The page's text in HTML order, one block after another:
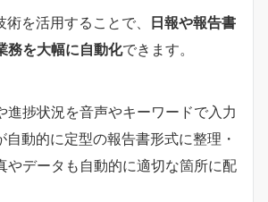
を活用することで、 日報や報告書
務を大幅に自動化できます。
進捗状況を音声やキーワードで入力
動的に定型の報告書形式に整理・
やデータも自動的に適切な箇所に配